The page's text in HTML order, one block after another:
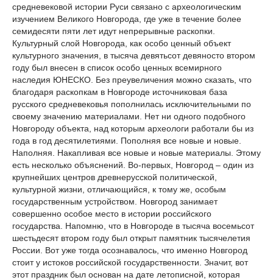
средневековой истории Руси связано с археологическим
изучением Великого Новгорода, где уже в течение более
семидесяти пяти лет идут непрерывные раскопки.
Культурный слой Новгорода, как особо ценный объект
культурного значения, в тысяча девятьсот девяносто втором
году был внесен в список особо ценных всемирного
наследия ЮНЕСКО. Без преувеличения можно сказать, что
благодаря раскопкам в Новгороде источниковая база
русского средневековья пополнилась исключительными по
своему значению материалами. Нет ни одного подобного
Новгороду объекта, над которым археологи работали бы из
года в год десятилетиями. Пополняя все новые и новые.
Наполняя. Накапливая все новые и новые материалы. Этому
есть несколько объяснений. Во-первых, Новгород – один из
крупнейших центров древнерусской политической,
культурной жизни, отличающийся, к тому же, особым
государственным устройством. Новгород занимает
совершенно особое место в истории российского
государства. Напомню, что в Новгороде в тысяча восемьсот
шестьдесят втором году был открыт памятник тысячелетия
России. Вот уже тогда осознавалось, что именно Новгород
стоит у истоков российской государственности. Значит, вот
этот праздник был основан на дате летописной, которая